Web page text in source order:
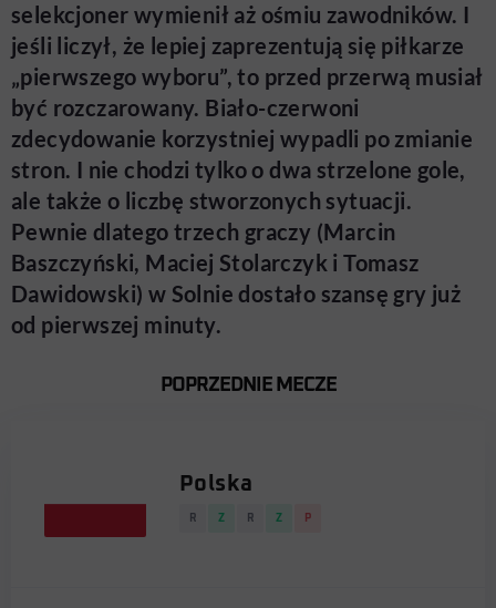
selekcjoner wymienił aż ośmiu zawodników. I
jeśli liczył, że lepiej zaprezentują się piłkarze
„pierwszego wyboru”, to przed przerwą musiał
być rozczarowany. Biało-czerwoni
zdecydowanie korzystniej wypadli po zmianie
stron. I nie chodzi tylko o dwa strzelone gole,
ale także o liczbę stworzonych sytuacji.
Pewnie dlatego trzech graczy (Marcin
Baszczyński, Maciej Stolarczyk i Tomasz
Dawidowski) w Solnie dostało szansę gry już
od pierwszej minuty.
POPRZEDNIE MECZE
Polska
R Z R Z P